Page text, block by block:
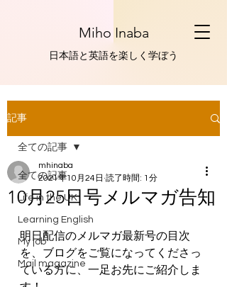
Miho Inaba
​日本語と英語を楽しく学ぼう
記事
全ての記事
Life in the UK
Learning English
My job
Mail magazine
全ての記事
10月25日号メルマガ告知
mhinaba
2021年10月24日 読了時間: 1分
明日配信のメルマガ最新号の目次
を、ブログをご覧になってくださっ
ている方に、一足お先にご紹介しま